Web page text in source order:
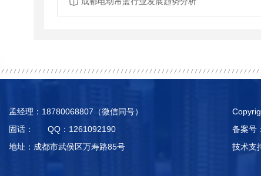
孟经理：18780068807（微信同号）
固话： QQ：1261092190
地址：成都市武侯区万寿路85号
备案号：
技术支